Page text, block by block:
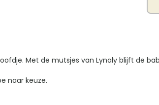
Met de mutsjes van Lynaly blijft de
naar keuze.